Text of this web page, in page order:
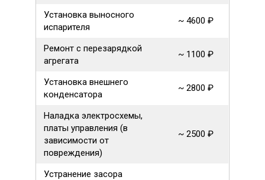
Установка выносного
испарителя
~ 4600 ₽
Ремонт с перезарядкой
агрегата
~ 1100 ₽
Установка внешнего
конденсатора
~ 2800 ₽
Наладка электросхемы,
платы управления (в
зависимости от
повреждения)
~ 2500 ₽
Устранение засора